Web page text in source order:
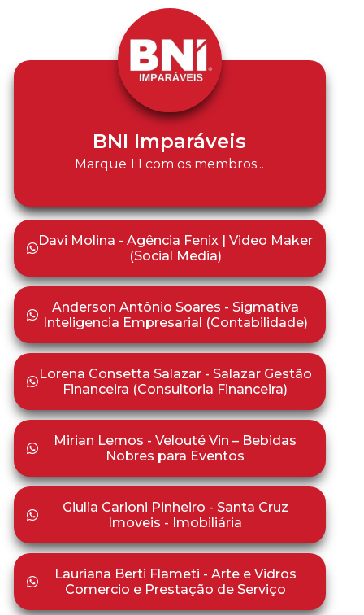
BNI Imparáveis
Marque 1:1 com os membros...
Davi Molina - Agência Fenix | Video Maker
(Social Media)
Anderson Antônio Soares - Sigmativa
Inteligencia Empresarial (Contabilidade)
Lorena Consetta Salazar - Salazar Gestão
Financeira (Consultoria Financeira)
Mirian Lemos - Velouté Vin – Bebidas
Nobres para Eventos
Giulia Carioni Pinheiro - Santa Cruz
Imoveis - Imobiliária
Lauriana Berti Flameti - Arte e Vidros
Comercio e Prestação de Serviço